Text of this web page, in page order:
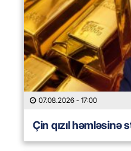
07.08.2026 - 17:00
Çin qızıl həmləsinə